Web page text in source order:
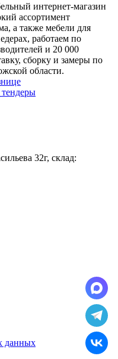
интернет-магазин
ассортимент
а также мебели для
работаем по
и 20 000
сборку и замеры по
области.
32г, склад:
данных